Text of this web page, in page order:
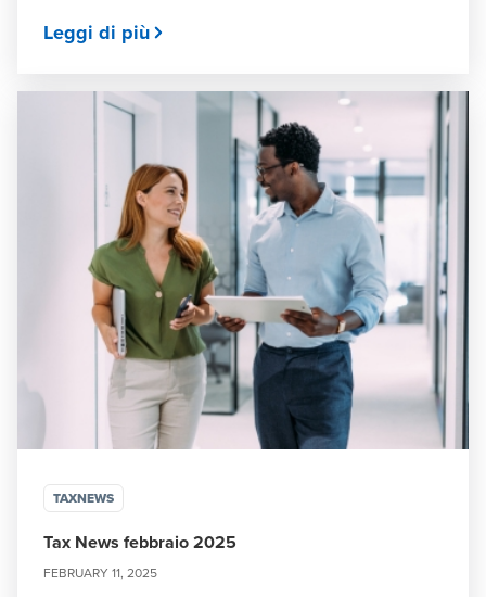
Leggi di più
TAXNEWS
Tax News febbraio 2025
FEBRUARY 11, 2025